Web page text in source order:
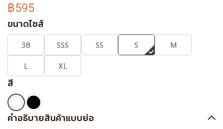
฿595
ขนาดไซส์
38 SSS SS S
M
L
XL
สี
คำอธิบายสินค้าแบบย่อ